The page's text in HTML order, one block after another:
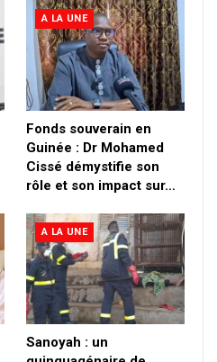
A LA UNE
Fonds souverain en
Guinée : Dr Mohamed
Cissé démystifie son
rôle et son impact sur…
A LA UNE
Sanoyah : un